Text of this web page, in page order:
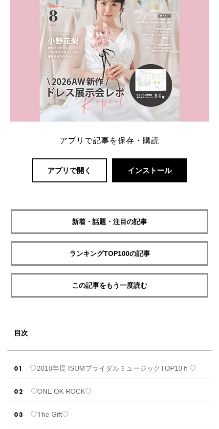
アプリで記事を保存・購読
アプリで開く インストール
新着・話題・注目の記事
ランキングTOP100の記事
この記事をもう一度読む
目次
♡2018年度 ISUMブライダルミュージックTOP10ｈ♡
♡ONE OK ROCK♡
♡The Gift♡